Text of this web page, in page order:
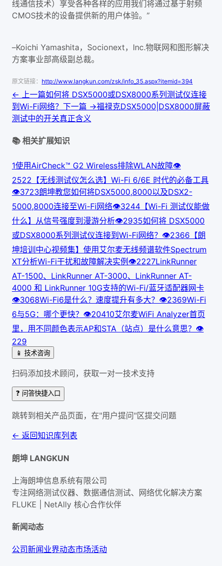
线通信技术）享受各种各样的应用我们将通过基于射频
CMOS技术的设备提供新的用户体验。”
–Koichi Yamashita，Socionext，Inc.物联网和图形解决
方案事业部高级副总裁。
原文链接： http://www.langkun.com/zsk/info_35.aspx?itemid=394
← 上一篇如何将 DSX5000或DSX8000系列测试仪连接
到Wi-Fi网络？ 下一篇 →福禄克DSX5000|DSX8000屏蔽
测试中的开关真正含义
📚 相关扩展知识
1使用AirCheck™ G2 Wireless排除WLAN故障👁
2522 【无线测试仪怎么选】Wi-Fi 6/6E 时代的必备工具
👁3723朗坤教您如何将DSX5000,8000以及DSX2-
5000,8000连接至Wi-Fi网络👁3244 【Wi-Fi 测试仪能做
什么】从信号强度到漫游分析👁2935如何将 DSX5000
或DSX8000系列测试仪连接到Wi-Fi网络？ 👁2366 【朗
坤培训中心视频集】使用艾尔麦无线频谱软件Spectrum
XT分析Wi-Fi干扰和故障解决实例 👁2227LinkRunner
AT-1500、LinkRunner AT-3000、LinkRunner AT-
4000 和 LinkRunner 10G支持的Wi-Fi/蓝牙适配器网卡
👁3068Wi-Fi6是什么？速度提升有多大？ 👁2369Wi-Fi
6与5G：哪个更快？ 👁20410艾尔麦WiFi Analyzer首页
里，用不同颜色表示AP和STA（站点）是什么意思？ 👁
229
📱 技术咨询
扫码添加技术顾问，获取一对一技术支持
❓ 问答快捷入口
跳转到相关产品页面，在"用户提问"区提交问题
← 返回知识库列表
朗坤 LANGKUN
上海朗坤信息系统有限公司
专注网络测试仪器、数据通信测试、网络优化解决方案
FLUKE | NetAlly 核心合作伙伴
新闻动态
公司新闻业界动态市场活动